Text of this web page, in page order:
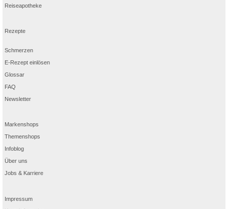
Reiseapotheke
Rezepte
Schmerzen
E-Rezept einlösen
Glossar
FAQ
Newsletter
Markenshops
Themenshops
Infoblog
Über uns
Jobs & Karriere
Impressum